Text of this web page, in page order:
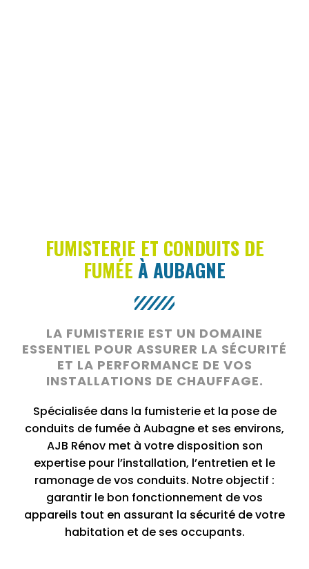
FUMISTERIE ET CONDUITS DE
FUMÉE À AUBAGNE
LA FUMISTERIE EST UN DOMAINE
ESSENTIEL POUR ASSURER LA SÉCURITÉ
ET LA PERFORMANCE DE VOS
INSTALLATIONS DE CHAUFFAGE.
Spécialisée dans la fumisterie et la pose de
conduits de fumée à Aubagne et ses environs,
AJB Rénov met à votre disposition son
expertise pour l’installation, l’entretien et le
ramonage de vos conduits. Notre objectif :
garantir le bon fonctionnement de vos
appareils tout en assurant la sécurité de votre
habitation et de ses occupants.